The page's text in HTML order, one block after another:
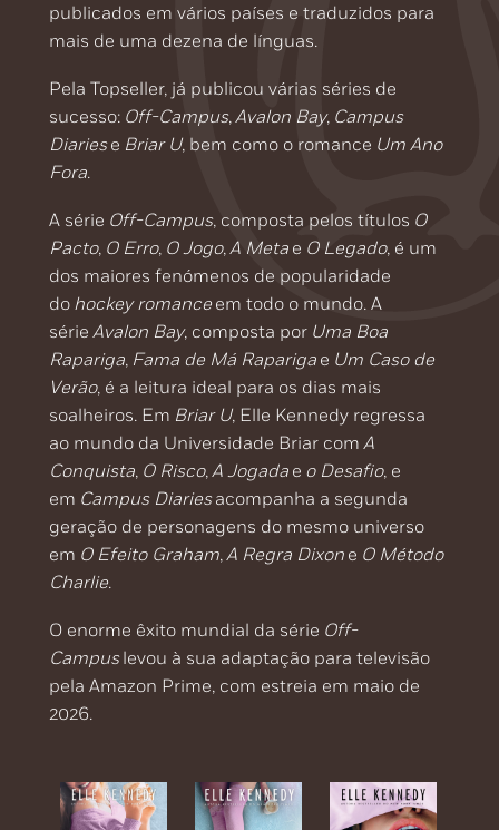
publicados em vários países e traduzidos para
mais de uma dezena de línguas.
Pela Topseller, já publicou várias séries de
sucesso: Off-Campus,Avalon Bay, Campus
Diariese Briar U, bem como o romance Um Ano
Fora.
A série Off-Campus, composta pelos títulos O
Pacto, O Erro, O Jogo,A Meta e O Legado, é um
dos maiores fenómenos de popularidade
do hockey romanceem todo o mundo. A
série Avalon Bay, composta por Uma Boa
Rapariga, Fama de Má Rapariga e Um Caso de
Verão, é a leitura ideal para os dias mais
soalheiros. Em Briar U, Elle Kennedy regressa
ao mundo da Universidade Briar com A
Conquista, O Risco,A Jogada e o Desafio, e
em Campus Diariesacompanha a segunda
geração de personagens do mesmo universo
em O Efeito Graham,A Regra Dixon e O Método
Charlie.
O enorme êxito mundial da série Off-
Campuslevou à sua adaptação para televisão
pela Amazon Prime, com estreia em maio de
2026.